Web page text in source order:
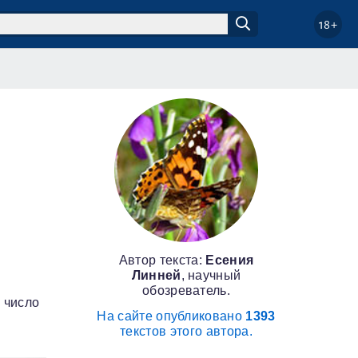
18+
Автор текста: Есения
Линней, научный
обозреватель.
На сайте опубликовано 1393
текстов этого автора.